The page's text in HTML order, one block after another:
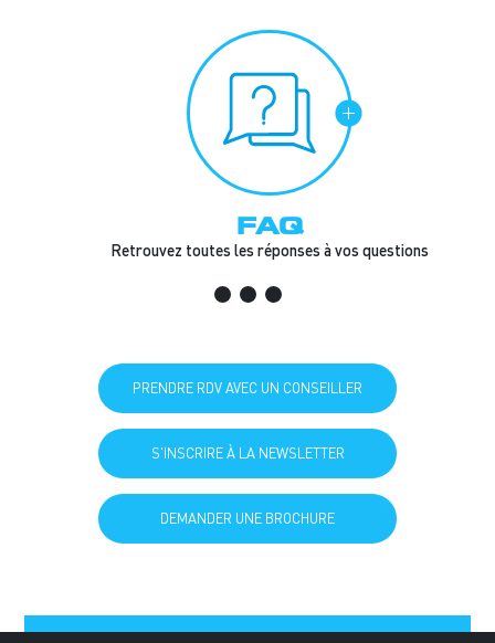
FAQ
Retrouvez toutes les réponses à vos questions
PRENDRE RDV AVEC UN CONSEILLER
S'INSCRIRE À LA NEWSLETTER
DEMANDER UNE BROCHURE